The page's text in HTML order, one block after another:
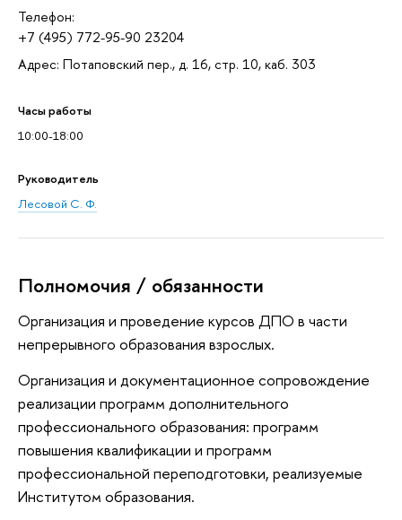
Телефон:
+7 (495) 772-95-90 23204
Адрес: Потаповский пер., д. 16, стр. 10, каб. 303
Часы работы
10:00-18:00
Руководитель
Лесовой С. Ф.
Полномочия / обязанности
Организация и проведение курсов ДПО в части
непрерывного образования взрослых.
Организация и документационное сопровождение
реализации программ дополнительного
профессионального образования: программ
повышения квалификации и программ
профессиональной переподготовки, реализуемые
Институтом образования.